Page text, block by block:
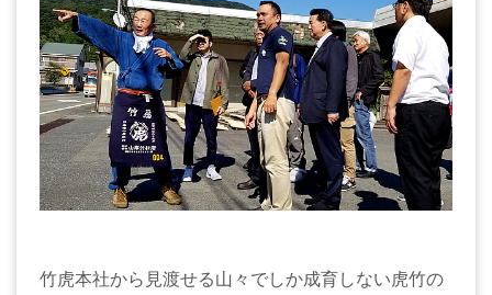
竹虎本社から見渡せる山々でしか成育しない虎竹の